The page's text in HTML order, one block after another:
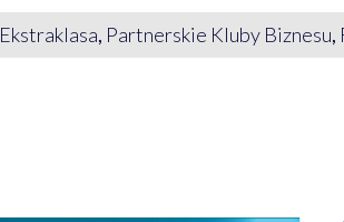
Ekstraklasa, Partnerskie Kluby Biznesu,